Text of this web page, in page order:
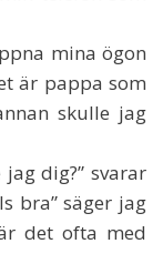
mina ögon
är pappa som
skulle jag
dig?” svarar
bra” säger jag
det ofta med